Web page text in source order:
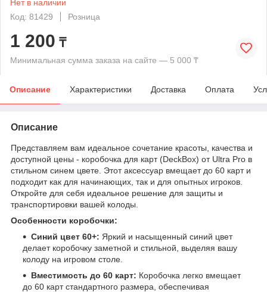
Нет в наличии
Код: 81429
Розница
1 200 ₸
Минимальная сумма заказа на сайте — 5 000 ₸
Описание Характеристики Доставка Оплата
Описание
Представляем вам идеальное сочетание красоты, качества и
доступной цены - коробочка для карт (DeckBox) от Ultra Pro в
стильном синем цвете. Этот аксессуар вмещает до 60 карт и
подходит как для начинающих, так и для опытных игроков.
Откройте для себя идеальное решение для защиты и
транспортировки вашей колоды.
Особенности коробочки:
Синий цвет 60+: Яркий и насыщенный синий цвет
делает коробочку заметной и стильной, выделяя вашу
колоду на игровом столе.
Вместимость до 60 карт: Коробочка легко вмещает
до 60 карт стандартного размера, обеспечивая